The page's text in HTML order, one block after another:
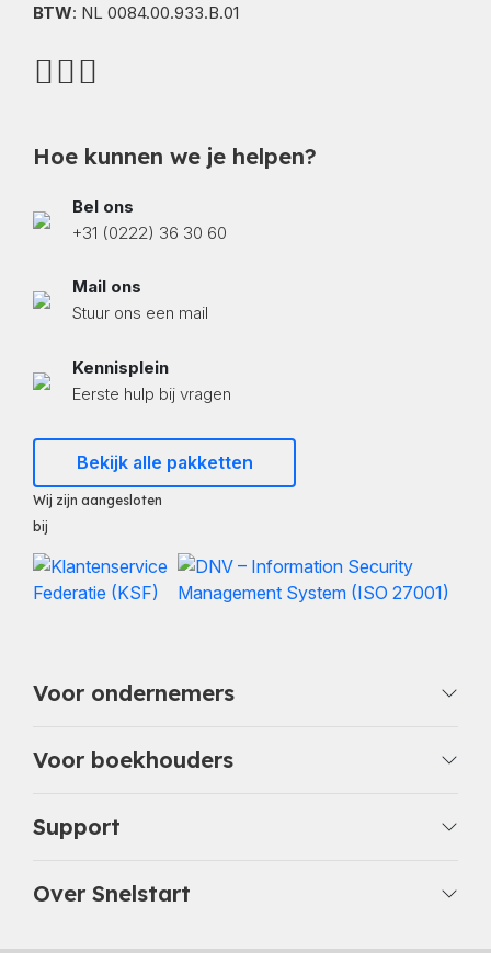
BTW: NL 0084.00.933.B.01
Hoe kunnen we je helpen?
Bel ons
+31 (0222) 36 30 60
Mail ons
Stuur ons een mail
Kennisplein
Eerste hulp bij vragen
Bekijk alle pakketten
Wij zijn aangesloten
bij
Voor ondernemers
Voor boekhouders
Support
Over Snelstart